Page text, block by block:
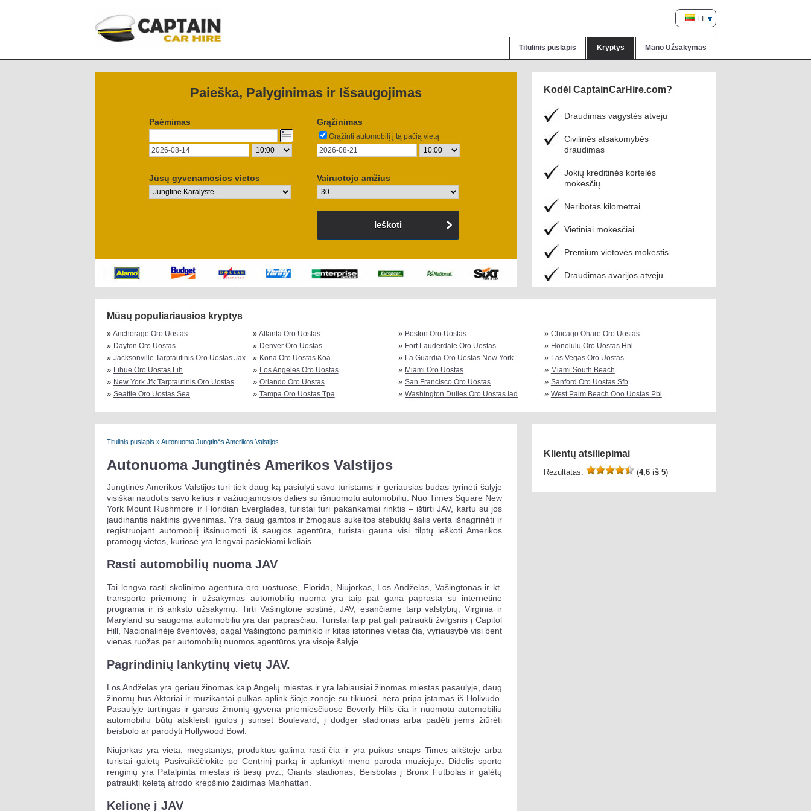
LT
Titulinis puslapis Kryptys Mano Užsakymas
Paieška, Palyginimas ir Išsaugojimas
Paėmimas Grąžinimas
Grąžinti automobilį į tą pačią vietą
Jūsų gyvenamosios vietos Vairuotojo amžius
Ieškoti
Kodėl CaptainCarHire.com?
Draudimas vagystės atveju
Civilinės atsakomybės
draudimas
Jokių kreditinės kortelės
mokesčių
Neribotas kilometrai
Vietiniai mokesčiai
Premium vietovės mokestis
Draudimas avarijos atveju
Mūsų populiariausios kryptys
» Anchorage Oro Uostas » Atlanta Oro Uostas » Boston Oro Uostas » Chicago Ohare Oro Uostas
» Dayton Oro Uostas » Denver Oro Uostas » Fort Lauderdale Oro Uostas » Honolulu Oro Uostas Hnl
» Jacksonville Tarptautinis Oro Uostas Jax » Kona Oro Uostas Koa » La Guardia Oro Uostas New York » Las Vegas Oro Uostas
» Lihue Oro Uostas Lih » Los Angeles Oro Uostas » Miami Oro Uostas » Miami South Beach
» New York Jfk Tarptautinis Oro Uostas » Orlando Oro Uostas »San Francisco Oro Uostas » Sanford Oro Uostas Sfb
» Seattle Oro Uostas Sea » Tampa Oro Uostas Tpa »Washington Dulles Oro Uostas Iad » West Palm Beach Ooo Uostas Pbi
Titulinis puslapis »Autonuoma Jungtinės Amerikos Valstijos
Autonuoma Jungtinės Amerikos Valstijos
Jungtinės Amerikos Valstijos turi tiek daug ką pasiūlyti savo turistams ir geriausias būdas tyrinėti šalyje
visiškai naudotis savo kelius ir važiuojamosios dalies su išnuomotu automobiliu. Nuo Times Square New
York Mount Rushmore ir Floridian Everglades, turistai turi pakankamai rinktis – ištirti JAV, kartu su jos
jaudinantis naktinis gyvenimas. Yra daug gamtos ir žmogaus sukeltos stebuklų šalis verta išnagrinėti ir
registruojant automobilį išsinuomoti iš saugios agentūra, turistai gauna visi tilptų ieškoti Amerikos
pramogų vietos, kuriose yra lengvai pasiekiami keliais.
Rasti automobilių nuoma JAV
Tai lengva rasti skolinimo agentūra oro uostuose, Florida, Niujorkas, Los Andželas, Vašingtonas ir kt.
transporto priemonę ir užsakymas automobilių nuoma yra taip pat gana paprasta su internetinė
programa ir iš anksto užsakymų. Tirti Vašingtone sostinė, JAV, esančiame tarp valstybių, Virginia ir
Maryland su saugoma automobiliu yra dar paprasčiau. Turistai taip pat gali patraukti žvilgsnis į Capitol
Hill, Nacionalinėje šventovės, pagal Vašingtono paminklo ir kitas istorines vietas čia, vyriausybė visi bent
vienas ruožas per automobilių nuomos agentūros yra visoje šalyje.
Pagrindinių lankytinų vietų JAV.
Los Andželas yra geriau žinomas kaip Angelų miestas ir yra labiausiai žinomas miestas pasaulyje, daug
žinomų bus Aktoriai ir muzikantai pulkas aplink šioje zonoje su tikiuosi, nėra pripa įstamas iš Holivudo.
Pasaulyje turtingas ir garsus žmonių gyvena priemiesčiuose Beverly Hills čia ir nuomotu automobiliu
automobiliu būtų atskleisti įgulos į sunset Boulevard, į dodger stadionas arba padėti jiems žiūrėti
beisbolo ar parodyti Hollywood Bowl.
Niujorkas yra vieta, mėgstantys; produktus galima rasti čia ir yra puikus snaps Times aikštėje arba
turistai galėtų Pasivaikščiokite po Centrinį parką ir aplankyti meno paroda muziejuje. Didelis sporto
renginių yra Patalpinta miestas iš tiesų pvz., Giants stadionas, Beisbolas į Bronx Futbolas ir galėtų
patraukti keletą atrodo krepšinio žaidimas Manhattan.
Kelionę į JAV
Klientų atsiliepimai
Rezultatas: (4,6 iš 5)